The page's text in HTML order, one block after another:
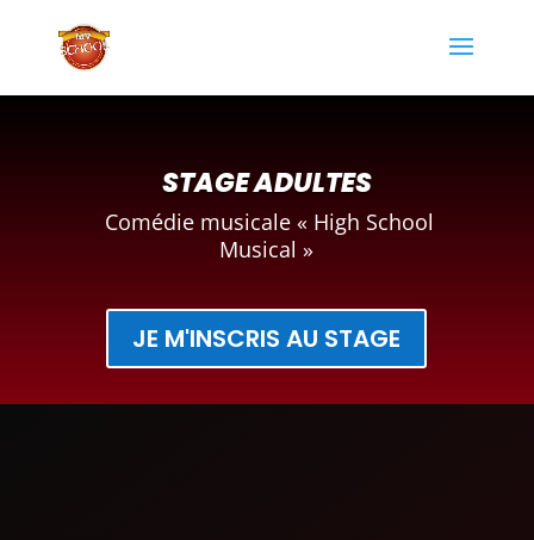
STAGE ADULTES
Comédie musicale « High School
Musical »
JE M'INSCRIS AU STAGE